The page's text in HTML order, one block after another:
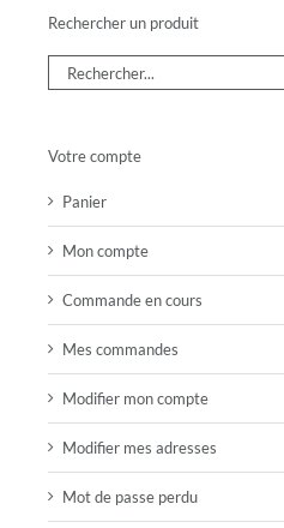
Rechercher un produit
Votre compte
Panier
Mon compte
Commande en cours
Mes commandes
Modifier mon compte
Modifier mes adresses
Mot de passe perdu